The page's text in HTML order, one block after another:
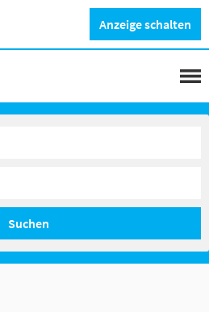
Anzeige schalten
Suchen